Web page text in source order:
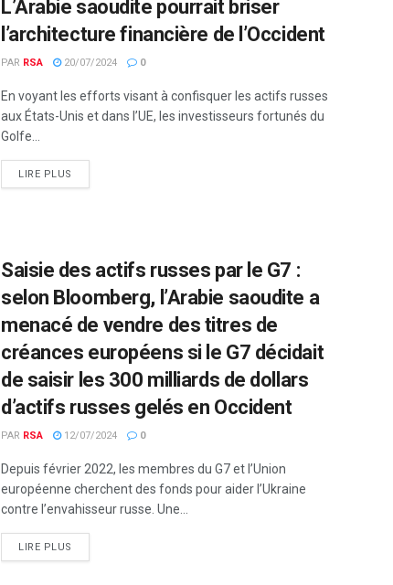
L’Arabie saoudite pourrait briser
l’architecture financière de l’Occident
PAR RSA 20/07/2024 0
En voyant les efforts visant à confisquer les actifs russes
aux États-Unis et dans l’UE, les investisseurs fortunés du
Golfe...
LIRE PLUS
Saisie des actifs russes par le G7 :
selon Bloomberg, l’Arabie saoudite a
menacé de vendre des titres de
créances européens si le G7 décidait
de saisir les 300 milliards de dollars
d’actifs russes gelés en Occident
PAR RSA 12/07/2024 0
Depuis février 2022, les membres du G7 et l’Union
européenne cherchent des fonds pour aider l’Ukraine
contre l’envahisseur russe. Une...
LIRE PLUS